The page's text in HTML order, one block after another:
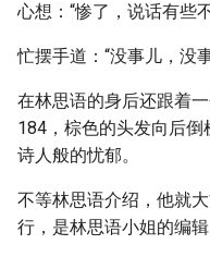
心想：“惨了，说话有些
忙摆手道：“没事儿，没
在林思语的身后还跟着
184，棕色的头发向后
诗人般的忧郁。
不等林思语介绍，他就
行，是林思语小姐的编辑